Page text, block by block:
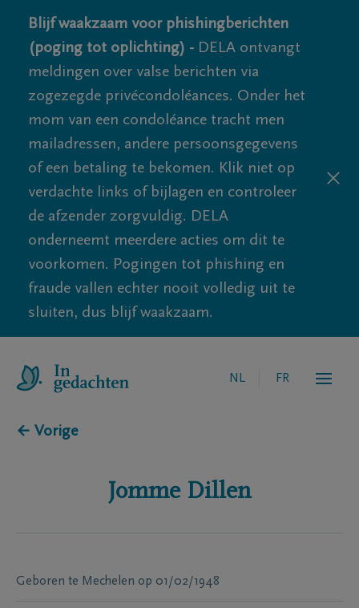
Blijf waakzaam voor phishingberichten
(poging tot oplichting) - DELA ontvangt
meldingen over valse berichten via
zogezegde privécondoléances. Onder het
mom van een condoléance tracht men
mailadressen, andere persoonsgegevens
of een betaling te bekomen. Klik niet op
verdachte links of bijlagen en controleer
de afzender zorgvuldig. DELA
onderneemt meerdere acties om dit te
voorkomen. Pogingen tot phishing en
fraude vallen echter nooit volledig uit te
sluiten, dus blijf waakzaam.
NL FR
← Vorige
Jomme Dillen
Geboren te Mechelen op 01/02/1948